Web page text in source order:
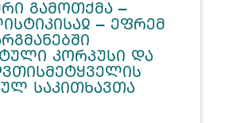
ᲒᲐᲛᲝᲗᲥᲛᲐ –
– ᲔᲤᲠᲔᲛ
ᲙᲝᲠᲞᲣᲡᲘ ᲓᲐ
ᲡᲐᲙᲘᲗᲮᲐᲕᲗᲐ